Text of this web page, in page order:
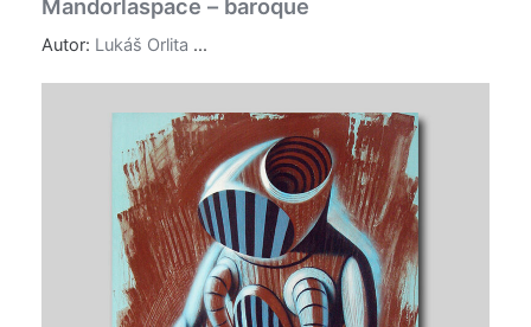
Mandorlaspace – baroque
Autor: Lukáš Orlita ...